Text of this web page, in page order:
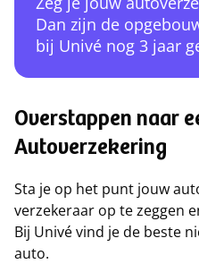
Dan zijn de
bij Univé nog 3 jaar
Overstappen naar
Autoverzekering
Sta je op het punt jouw
verzekeraar op te zeggen
Bij Univé vind je de beste
auto.